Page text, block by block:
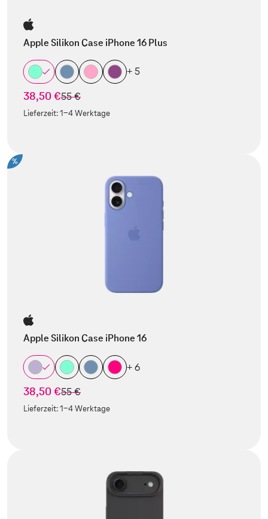
Apple Silikon Case iPhone 16 Plus
+ 5
38,50 €statt
55 €
Lieferzeit:1-4 Werktage
%
Apple Silikon Case iPhone 16
+ 6
38,50 €statt
55 €
Lieferzeit:1-4 Werktage